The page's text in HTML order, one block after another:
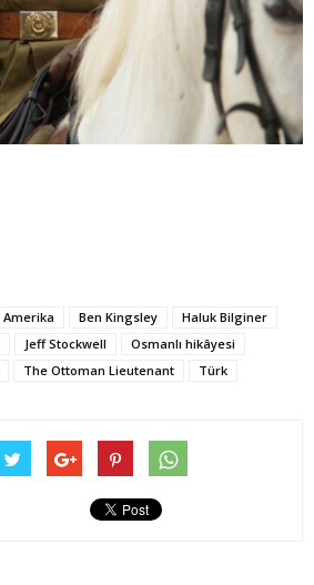
Amerika Ben Kingsley
Haluk Bilginer
Jeff Stockwell
Osmanlı hikâyesi
The Ottoman Lieutenant Türk